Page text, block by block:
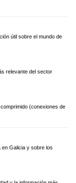
útil sobre el mundo de
relevante del sector
(conexiones de
Galicia y sobre los